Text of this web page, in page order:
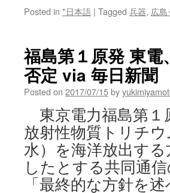
Posted in *日本語 | Tagged 兵器, 広
福島第１原発 東
否定 via 毎日新聞
Posted on 2017/07/15by
東京電力福島第１
放射性物質トリチ
水）を海洋放出す
したとする共同通
「最終的な方針を